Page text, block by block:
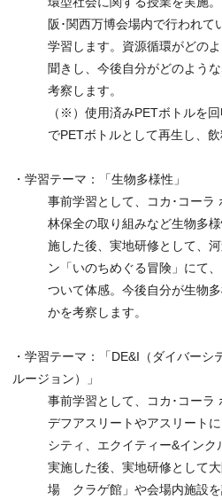
阪･関西万博会場内で行われて
学習します。資源循環がどの
聞きし、今後自分がどのよう
考察します。
（※）使用済みPETボトルを
でPETボトルとして再生し、
・学習テーマ：「生物多様性」
事前学習として、コカ･コーラ
林保全の取り組みなど生物多
施した後、実地研修として、
ン「いのちめぐる冒険」にて
ついて体感。今後自分が生物
かを考察します。
・学習テーマ：「DE&I（ダイバーシ
ルージョン）」
事前学習として、コカ･コーラ
デフアスリートやアスリート
シティ、エクイティー&イン
実施した後、実地研修として
場 クラゲ館」や会場内施設